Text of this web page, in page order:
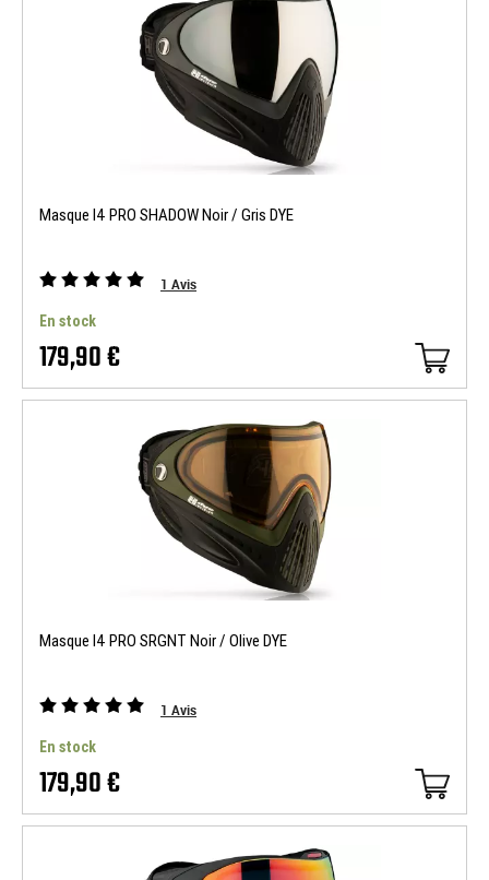
Masque I4 PRO SHADOW Noir / Gris DYE
1 Avis
En stock
179,90 €
Masque I4 PRO SRGNT Noir / Olive DYE
1 Avis
En stock
179,90 €